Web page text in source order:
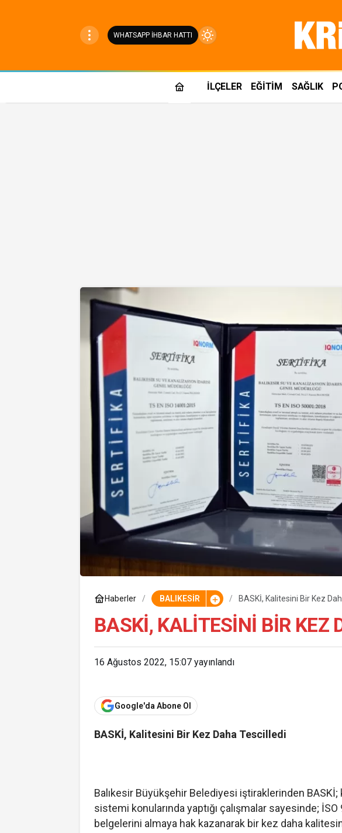
WHATSAPP İHBAR HATTI
Mod
İLÇELER EĞİTİM SAĞLIK
Haberler BALIKESİR BASKİ, Kalitesini Bir Kez
BASKİ, KALITESINI BIR KEZ
16 Ağustos 2022, 15:07 yayınlandı
Google'da Abone Ol
BASKİ, Kalitesini Bir Kez Daha Tescilledi
Balıkesir Büyükşehir Belediyesi iştiraklerinden
sistemi konularında yaptığı çalışmalar sayesinde;
belgelerini almaya hak kazanarak bir kez daha